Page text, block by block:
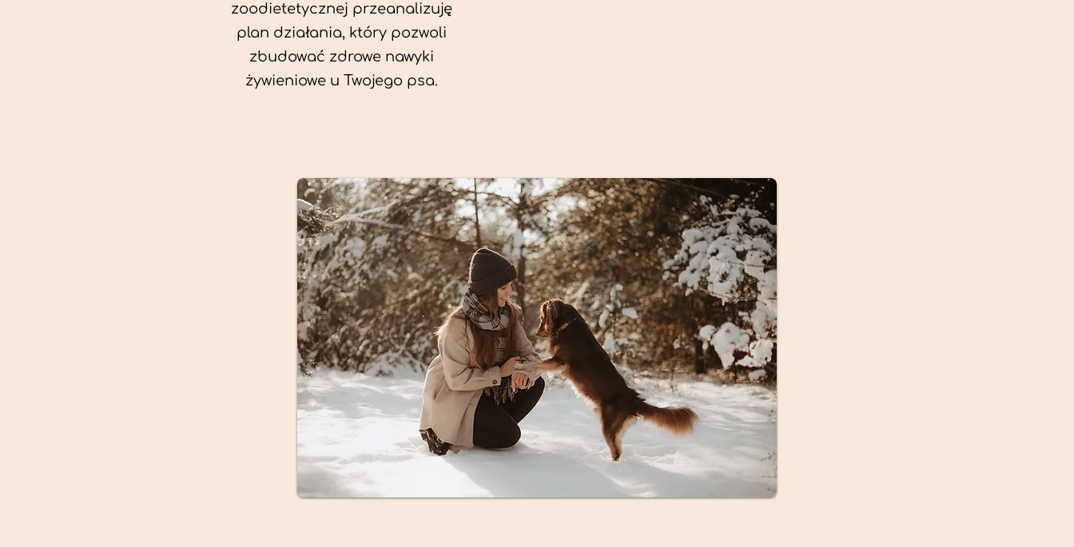
zoodietetycznej przeanalizuję
plan działania, który pozwoli
zbudować zdrowe nawyki
żywieniowe u Twojego psa.